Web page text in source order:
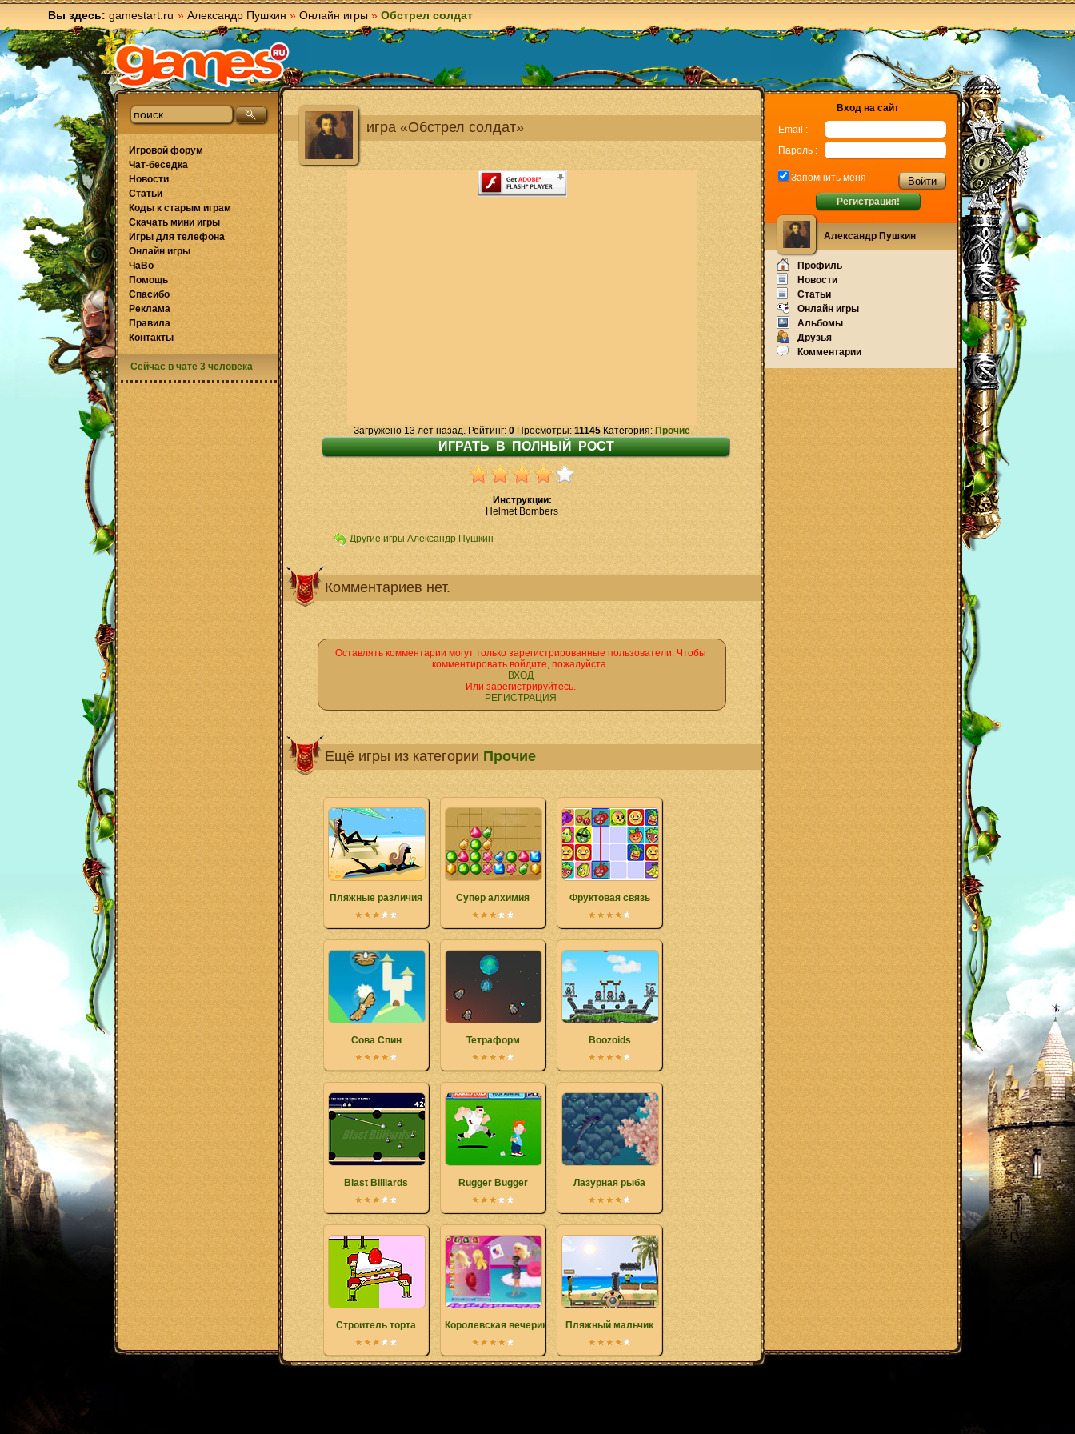
Вы здесь: gamestart.ru » Александр Пушкин » Онлайн игры » Обстрел солдат
игра «Обстрел солдат»
Загружено 13 лет назад. Рейтинг: 0 Просмотры: 11145Категория: Прочие
Инструкции:
Helmet Bombers
Другие игры Александр Пушкин
Комментариев нет.
Оставлять комментарии могут только зарегистрированные пользователи. Чтобы
комментировать войдите, пожалуйста.
ВХОД
Или зарегистрируйтесь.
РЕГИСТРАЦИЯ
Ещё игры из категории Прочие
Пляжные различия Супер алхимия Фруктовая связь
Сова Спин Тетраформ Boozoids
Blast Billiards Rugger Bugger Лазурная рыба
Строитель торта Королевская вечеринка Пляжный мальчик
Игровой форум
Чат-беседка
Новости
Статьи
Коды к старым играм
Скачать мини игры
Игры для телефона
Онлайн игры
ЧаВо
Помощь
Спасибо
Реклама
Правила
Контакты
Сейчас в чате 3 человека
Вход на сайт
Email :
Пароль :
Запомнить меня
Регистрация!
Александр Пушкин
Профиль
Новости
Статьи
Онлайн игры
Альбомы
Друзья
Комментарии